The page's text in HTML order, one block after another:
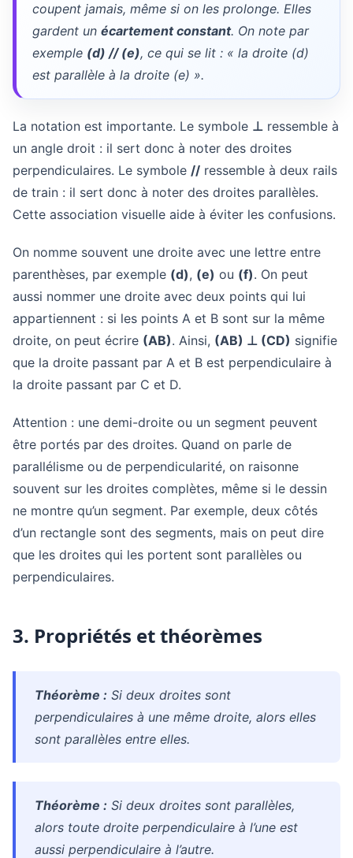
coupent jamais, même si on les prolonge. Elles
gardent un écartement constant. On note par
exemple (d) // (e), ce qui se lit : « la droite (d)
est parallèle à la droite (e) ».
La notation est importante. Le symbole ⊥ ressemble à
un angle droit : il sert donc à noter des droites
perpendiculaires. Le symbole // ressemble à deux rails
de train : il sert donc à noter des droites parallèles.
Cette association visuelle aide à éviter les confusions.
On nomme souvent une droite avec une lettre entre
parenthèses, par exemple (d), (e) ou (f). On peut
aussi nommer une droite avec deux points qui lui
appartiennent : si les points A et B sont sur la même
droite, on peut écrire (AB). Ainsi, (AB) ⊥ (CD) signifie
que la droite passant par A et B est perpendiculaire à
la droite passant par C et D.
Attention : une demi-droite ou un segment peuvent
être portés par des droites. Quand on parle de
parallélisme ou de perpendicularité, on raisonne
souvent sur les droites complètes, même si le dessin
ne montre qu’un segment. Par exemple, deux côtés
d’un rectangle sont des segments, mais on peut dire
que les droites qui les portent sont parallèles ou
perpendiculaires.
3. Propriétés et théorèmes
Théorème : Si deux droites sont
perpendiculaires à une même droite, alors elles
sont parallèles entre elles.
Théorème : Si deux droites sont parallèles,
alors toute droite perpendiculaire à l’une est
aussi perpendiculaire à l’autre.